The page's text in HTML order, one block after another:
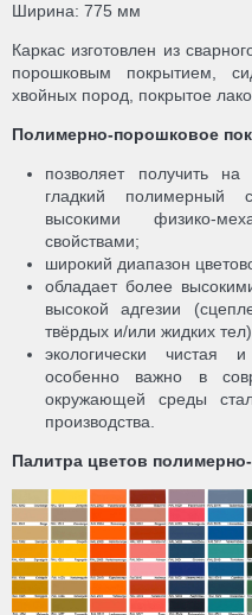
Ширина: 775 мм
Каркас изготовлен из
порошковым покрытием,
хвойных пород, покрытое
Полимерно-порошковое
позволяет получить
гладкий полимерный
высокими физико-
свойствами;
широкий диапазон
обладает более
высокой адгезии
твёрдых и/или жидких
экологически чистая
особенно важно в
окружающей среды
производства.
Палитра цветов